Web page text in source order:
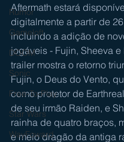
Rumor
Gameloft
DOOM
Sonic
Free-To-Play
Star Wars
WayFoward
Aftermath estará
digitalmente a partir de
incluindo a adição de
jogáveis ​​- Fujin, Sheeva
trailer mostra o retorno
Fujin, o Deus do Vento,
como protetor de
de seu irmão Raiden, e
rainha de quatro braços,
e meio dragão da antiga